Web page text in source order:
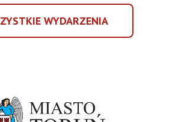
BROADWAY
W
TORUNIU
WYDARZENIA
WSZYSTKIE
WYDARZENIA